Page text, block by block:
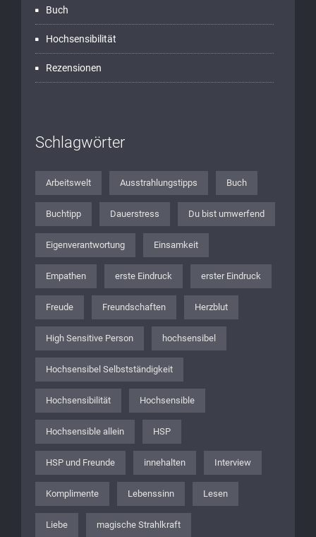
Buch
Hochsensibilität
Rezensionen
Schlagwörter
Arbeitswelt Ausstrahlungstipps Buch
Buchtipp Dauerstress Du bist umwerfend
Eigenverantwortung Einsamkeit
Empathen erste Eindruck erster Eindruck
Freude Freundschaften Herzblut
High Sensitive Person hochsensibel
Hochsensibel Selbstständigkeit
Hochsensibilität Hochsensible
Hochsensible allein HSP
HSP und Freunde innehalten Interview
Komplimente Lebenssinn Lesen
Liebe magische Strahlkraft